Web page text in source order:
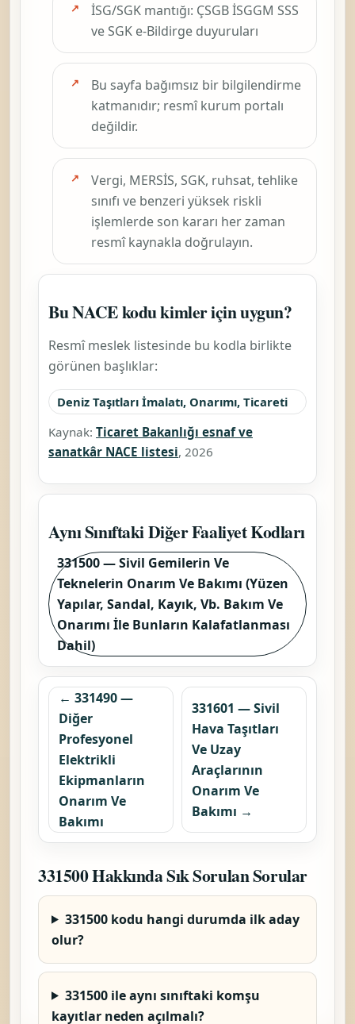
İSG/SGK mantığı: ÇSGB İSGGM SSS
ve SGK e-Bildirge duyuruları
Bu sayfa bağımsız bir bilgilendirme
katmanıdır; resmî kurum portalı
değildir.
Vergi, MERSİS, SGK, ruhsat, tehlike
sınıfı ve benzeri yüksek riskli
işlemlerde son kararı her zaman
resmî kaynakla doğrulayın.
Bu NACE kodu kimler için uygun?
Resmî meslek listesinde bu kodla birlikte
görünen başlıklar:
Deniz Taşıtları İmalatı, Onarımı, Ticareti
Kaynak: Ticaret Bakanlığı esnaf ve
sanatkâr NACE listesi, 2026
Aynı Sınıftaki Diğer Faaliyet Kodları
331500 — Sivil Gemilerin Ve
Teknelerin Onarım Ve Bakımı (Yüzen
Yapılar, Sandal, Kayık, Vb. Bakım Ve
Onarımı İle Bunların Kalafatlanması
Dahil)
← 331490 —
Diğer
Profesyonel
Elektrikli
Ekipmanların
Onarım Ve
Bakımı
331601 — Sivil
Hava Taşıtları
Ve Uzay
Araçlarının
Onarım Ve
Bakımı →
331500 Hakkında Sık Sorulan Sorular
331500 kodu hangi durumda ilk aday
olur?
331500 ile aynı sınıftaki komşu
kayıtlar neden açılmalı?